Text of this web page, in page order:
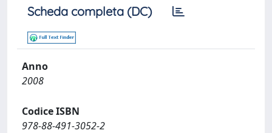
Scheda completa (DC)
Anno
2008
Codice ISBN
978-88-491-3052-2